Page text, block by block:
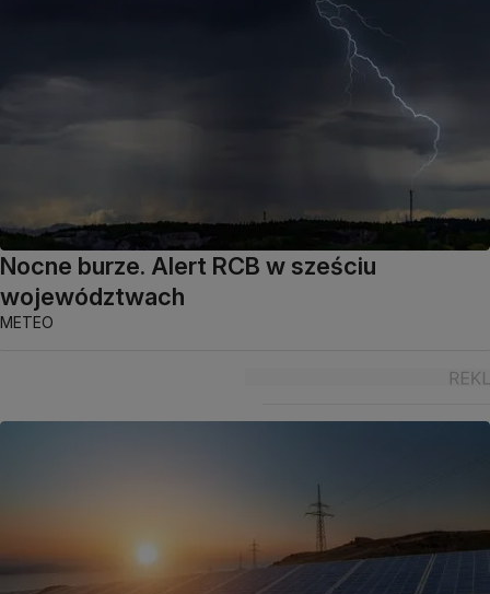
Nocne burze. Alert RCB w sześciu
województwach
METEO